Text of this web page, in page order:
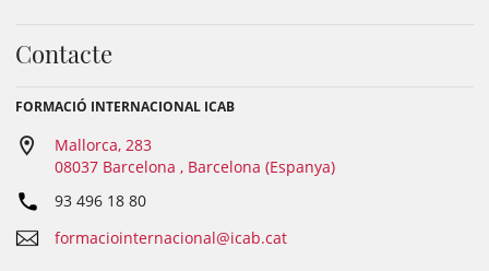
Contacte
FORMACIÓ INTERNACIONAL ICAB
Mallorca, 283
08037 Barcelona , Barcelona (Espanya)
93 496 18 80
formaciointernacional@icab.cat